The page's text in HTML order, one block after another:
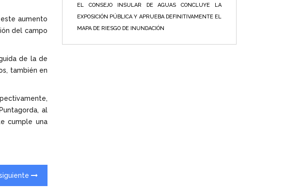
aumento
del campo
de la de
también en
al
cumple una
EL CONSEJO INSULAR DE AGUAS CONCLUYE LA
EXPOSICIÓN PÚBLICA Y APRUEBA DEFINITIVAMENTE EL
MAPA DE RIESGO DE INUNDACIÓN